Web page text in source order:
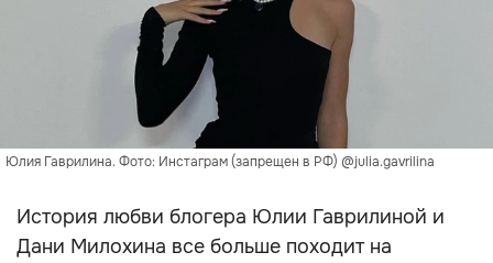
Юлия Гаврилина. Фото: Инстаграм (запрещен в РФ) @julia.gavrilina
История любви блогера Юлии Гаврилиной и
Дани Милохина все больше походит на